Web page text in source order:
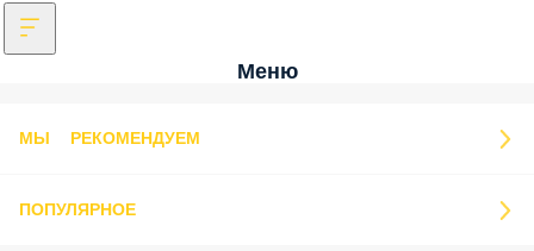
Меню
МЫ РЕКОМЕНДУЕМ
ПОПУЛЯРНОЕ